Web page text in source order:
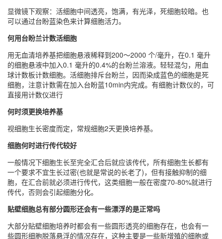
显微镜下观察：活细胞中间透亮，饱满，有光泽，死细胞较暗。也
可以通过台盼蓝染色来计算细胞活力。
何用台盼兰计数活细胞
用无血清培养基把细胞悬液稀释到200～2000 个/毫升，在0.1 毫升
的细胞悬液中加入0.1 毫升的0.4%的台盼兰溶液。轻轻混匀，用血
球计数板计数细胞。活细胞排斥台盼兰，因而染成蓝色的细胞是死
细胞，注意计数需在加入台盼蓝10min内完成。有细胞计数仪的，可
直接用计数仪进行
何时须更换培养基
视细胞生长密度而定，常规细胞2天更换培养基。
细胞何时进行传代较好
一般情况下细胞生长至完全汇合后就应该传代，所有细胞生长都有
一个要求不宜生长过密(也就是常说的长老了)，但有接触抑制的细
胞，在汇合前就必须进行传代，这类细胞一般在密度70-80%就进行
传代，否则会引起细胞分化。
贴壁细胞总有部分圆形还会有一些漂浮的是正常吗
大部分贴壁细胞培养时都会有一些圆形透亮的细胞存在，也会有一
些圆形细胞脱落悬浮的情况存在，这种主要是一些新增殖的细胞或